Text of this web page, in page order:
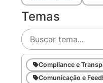
Temas
Compliance e
Comunicação e